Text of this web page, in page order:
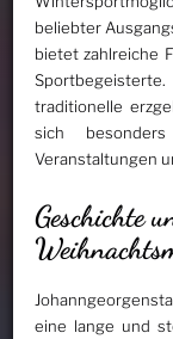
beliebter
bietet zahlreiche
traditionelle
sich
Veranstaltungen
Geschichte
eine lange und